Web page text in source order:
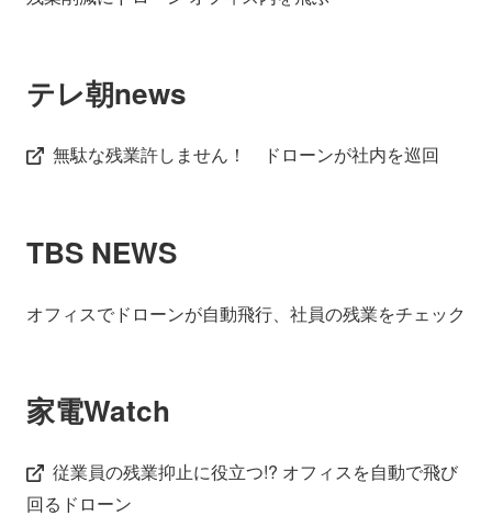
テレ朝news
無駄な残業許しません！ ドローンが社内を巡回
TBS NEWS
オフィスでドローンが自動飛行、社員の残業をチェック
家電Watch
従業員の残業抑止に役立つ!? オフィスを自動で飛び
回るドローン